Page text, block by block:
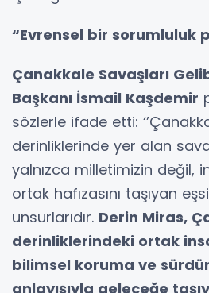
“Evrensel bir sorumluluk
Çanakkale Savaşları
Başkanı İsmail Kaşdemir
sözlerle ifade etti:
derinliklerinde yer alan
yalnızca milletimizin değil,
ortak hafızasını taşıyan
unsurlarıdır. Derin Miras,
derinliklerindeki ortak
bilimsel koruma ve
anlayışıyla geleceğe